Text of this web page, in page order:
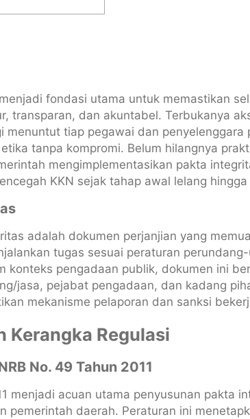
fondasi utama untuk memastikan
transparan, dan akuntabel. Terbukanya
menuntut tiap pegawai dan penyelenggara
tanpa kompromi. Belum hilangnya
mengimplementasikan pakta
KKN sejak tahap awal lelang
adalah dokumen perjanjian yang
tugas sesuai peraturan
konteks pengadaan publik, dokumen ini
jasa, pejabat pengadaan, dan kadang
mekanisme pelaporan dan sanksi
Kerangka Regulasi
No. 49 Tahun 2011
menjadi acuan utama penyusunan pakta
pemerintah daerah. Peraturan ini